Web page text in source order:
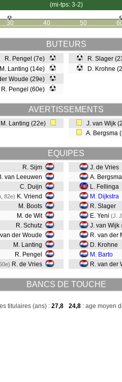
(mi-tps: 3-2)
30 40 50
BUTEURS
R. Pengel (7e)
M. Lanting (14e)
Woude (29e)
R. Pengel (60e)
R. Slager
D. Krohne
AVERTISSEMENTS
M. Lanting (22e)
J. van Wijk
A. Bergsma
EQUIPES
R. Sijm
van Leeuwen
C. Duijn
82e) K. Vriend
M. Boots
M. de Wit
R. Schutz
der Woude
M. Lanting
R. Pengel
R. de Vries
J. de Vries
A. Bergsma
L. Fellinga
M. Dijkstra
R. Slager
E. Yeni (J.
J. van Wijk
R. van der
D. Krohne
M. Barto
R. van der
BANCS DE TOUCHE
titulaires (ans) : 27,8 24,8 : age moyen